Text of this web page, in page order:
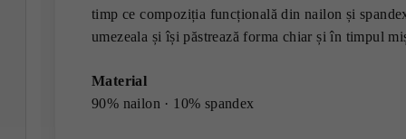
timp ce compoziția funcțională din nailon și
umezeala și își păstrează forma chiar și în timpul
Material
90% nailon · 10% spandex